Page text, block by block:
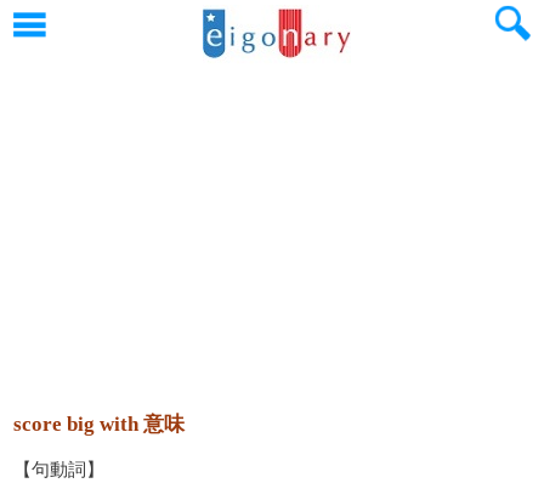
score big with 意味
【句動詞】